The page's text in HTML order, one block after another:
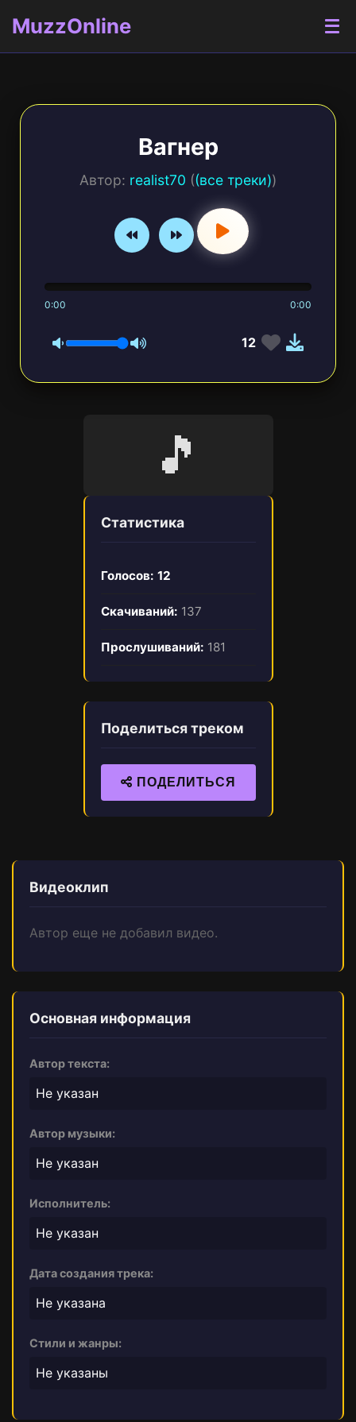
MuzzOnline
Вагнер
Автор: realist70 ((все треки))
0:00 0:00
12
🎵
Статистика
Голосов: 12
Скачиваний: 137
Прослушиваний: 181
Поделиться треком
ПОДЕЛИТЬСЯ
Видеоклип
Автор еще не добавил видео.
Основная информация
Автор текста:
Не указан
Автор музыки:
Не указан
Исполнитель:
Не указан
Дата создания трека:
Не указана
Стили и жанры:
Не указаны